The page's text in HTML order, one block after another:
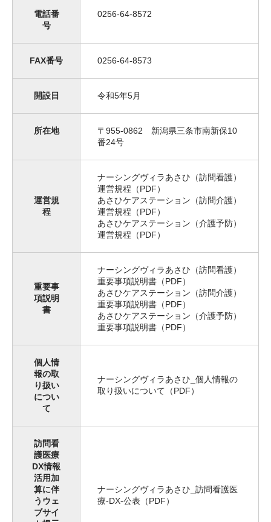
電話番
号
0256-64-8572
FAX番号 0256-64-8573
開設日 令和5年5月
所在地
〒955-0862 新潟県三条市南新保10
番24号
運営規
程
ナーシングヴィラあさひ（訪問看護）
運営規程（PDF）
あさひケアステーション（訪問介護）
運営規程（PDF）
あさひケアステーション（介護予防）
運営規程（PDF）
重要事
項説明
書
ナーシングヴィラあさひ（訪問看護）
重要事項説明書（PDF）
あさひケアステーション（訪問介護）
重要事項説明書（PDF）
あさひケアステーション（介護予防）
重要事項説明書（PDF）
個人情
報の取
り扱い
につい
て
ナーシングヴィラあさひ_個人情報の
取り扱いについて（PDF）
訪問看
護医療
DX情報
活用加
算に伴
うウェ
ブサイ
ナーシングヴィラあさひ_訪問看護医
療-DX-公表（PDF）